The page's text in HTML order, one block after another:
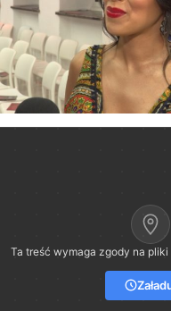
Ta treść wymaga zgody na